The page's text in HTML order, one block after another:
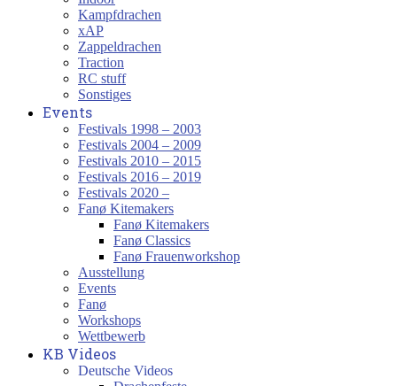
Kampfdrachen
xAP
Zappeldrachen
Traction
RC stuff
Sonstiges
Events
Festivals 1998 – 2003
Festivals 2004 – 2009
Festivals 2010 – 2015
Festivals 2016 – 2019
Festivals 2020 –
Fanø Kitemakers
Fanø Kitemakers
Fanø Classics
Fanø Frauenworkshop
Ausstellung
Events
Fanø
Workshops
Wettbewerb
KB Videos
Deutsche Videos